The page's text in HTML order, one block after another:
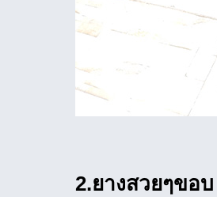
2.ยางสวยๆขอ